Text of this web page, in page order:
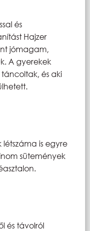
és
Hajzer
jómagam,
A gyerekek
és aki
is egyre
sütemények
és távolról